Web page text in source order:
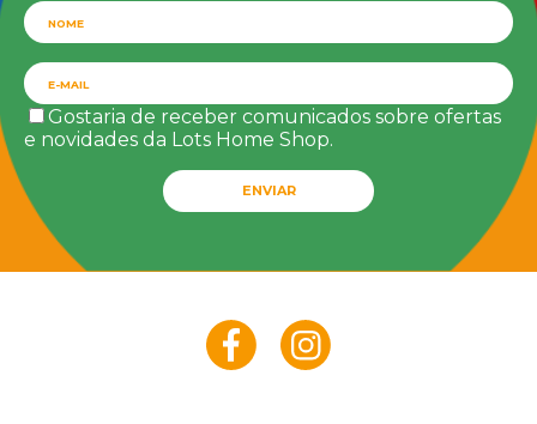
Gostaria de receber comunicados sobre ofertas
e novidades da Lots Home Shop.
ENVIAR